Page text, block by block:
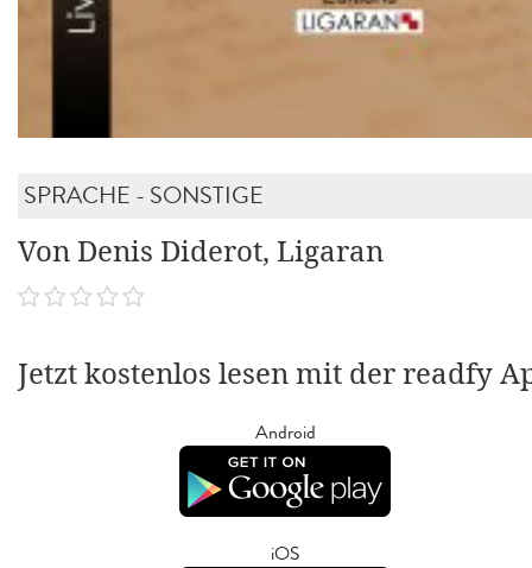
SPRACHE - SONSTIGE
Von Denis Diderot, Ligaran
Jetzt kostenlos lesen mit der readfy
Android
iOS